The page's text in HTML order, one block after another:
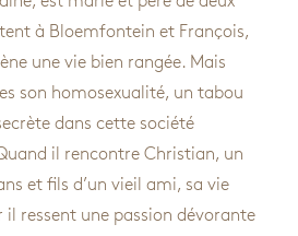
à Bloemfontein et François,
une vie bien rangée. Mais
son homosexualité, un tabou
dans cette société
il rencontre Christian, un
et fils d’un vieil ami, sa vie
ressent une passion dévorante